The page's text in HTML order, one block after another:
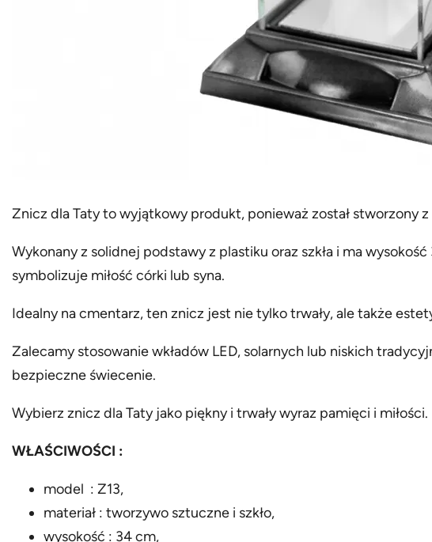
Znicz dla Taty to wyjątkowy produkt, ponieważ został stworzony
Wykonany z solidnej podstawy z plastiku oraz szkła i ma
symbolizuje miłość córki lub syna.
Idealny na cmentarz, ten znicz jest nie tylko trwały, ale także
Zalecamy stosowanie wkładów LED, solarnych lub niskich
bezpieczne świecenie.
Wybierz znicz dla Taty jako piękny i trwały wyraz pamięci i miłości.
WŁAŚCIWOŚCI :
model : Z13,
materiał : tworzywo sztuczne i szkło,
wysokość : 34 cm,